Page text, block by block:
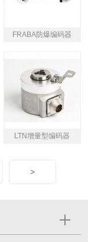
FRABA防爆编码器
LTN增量型编码器
>